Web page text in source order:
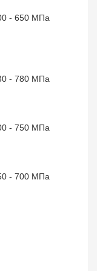
- 650 МПа
- 780 МПа
- 750 МПа
- 700 МПа